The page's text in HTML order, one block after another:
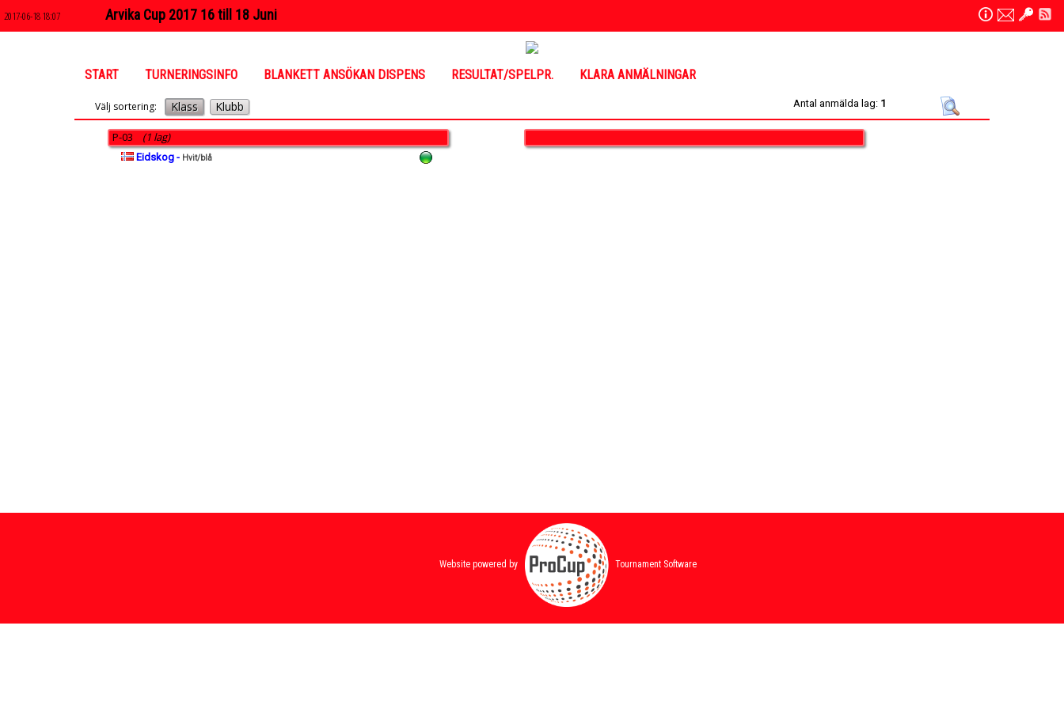
2017-06-18 18:07 Arvika Cup 2017 16 till 18 Juni
START TURNERINGSINFO BLANKETT ANSÖKAN DISPENS RESULTAT/SPELPR. KLARA ANMÄLNINGAR
Välj sortering: Klass Klubb Antal anmälda lag: 1
P-03 (1 lag)
Eidskog - Hvit/blå
Website powered by Tournament Software